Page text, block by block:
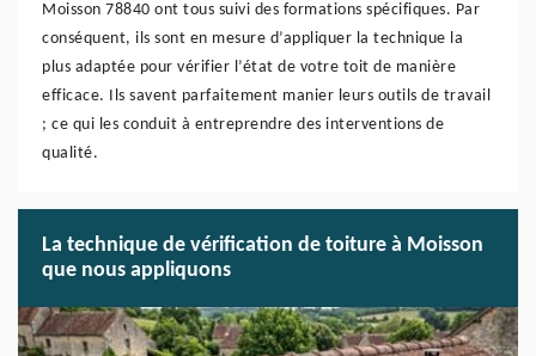
Moisson 78840 ont tous suivi des formations spécifiques. Par
conséquent, ils sont en mesure d’appliquer la technique la
plus adaptée pour vérifier l’état de votre toit de manière
efficace. Ils savent parfaitement manier leurs outils de travail
; ce qui les conduit à entreprendre des interventions de
qualité.
La technique de vérification de toiture à Moisson
que nous appliquons